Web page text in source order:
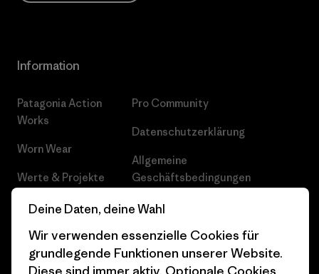
Information
Patagonia Action
Works
Worn Wear
Werte & Projekte
Progress Report
Business Unusual
Klimaziele
Pro Community
Datenschutzerklärung
Allgemeine
Geschäftsbedingungen
Cookie Einstellungen
Karriere
Pressekontakt
Deine Daten, deine Wahl
Wir verwenden essenzielle Cookies für
grundlegende Funktionen unserer Website.